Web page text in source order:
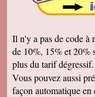
Véronique
Marc T.
J'ai reçu le
d'autres
Cordialement
François L.
Il n'y a pas de code à
de 10%, 15% et 20%
plus du tarif dégressif.
Vous pouvez aussi
façon automatique